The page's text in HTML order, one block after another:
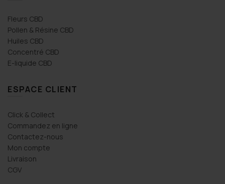
Fleurs CBD
Pollen & Résine CBD
Huiles CBD
Concentré CBD
E-liquide CBD
ESPACE CLIENT
Click & Collect
Commandez en ligne
Contactez-nous
Mon compte
Livraison
CGV